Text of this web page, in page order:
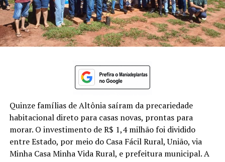
Quinze famílias de Altônia saíram da precariedade
habitacional direto para casas novas, prontas para
morar. O investimento de R$ 1,4 milhão foi dividido
entre Estado, por meio do Casa Fácil Rural, União, via
Minha Casa Minha Vida Rural, e prefeitura municipal. A